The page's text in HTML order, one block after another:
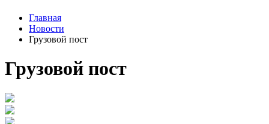
Главная
Новости
Грузовой пост
Грузовой пост